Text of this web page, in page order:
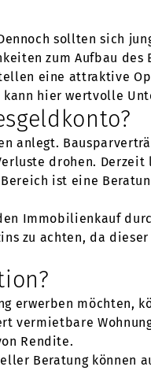
sollten sich
zum Aufbau
eine attraktive
kann hier wertvolle
anlegt.
drohen. Derzeit
ist eine
Immobilienkauf
zu achten, da
erwerben möchten,
vermietbare
Rendite.
Beratung können